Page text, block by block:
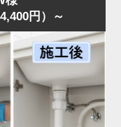
が短期間で満杯に
泥吸引と高圧洗浄
作業後は排水も正
声をいただきまし
刻なサイン。兆候
さい。
円）～